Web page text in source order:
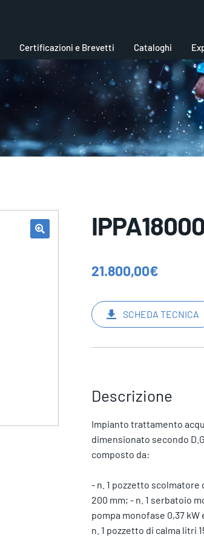
Certificazioni e Brevetti Cataloghi
21.800,00€
SCHEDA TECNICA
Descrizione
Impianto trattamento
dimensionato secondo
composto da:
- n. 1 pozzetto scolmatore
200 mm; - n. 1 serbatoio
pompa monofase 0,37
n. 1 pozzetto di calma litri